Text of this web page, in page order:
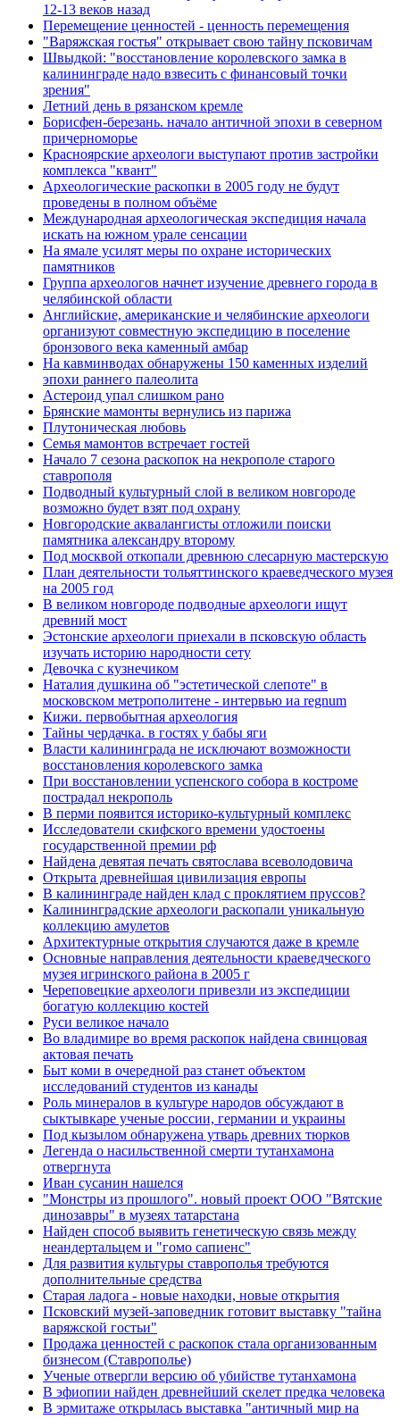
12-13 веков назад
Перемещение ценностей - ценность перемещения
"Варяжская гостья" открывает свою тайну псковичам
Швыдкой: "восстановление королевского замка в
калининграде надо взвесить с финансовый точки
зрения"
Летний день в рязанском кремле
Борисфен-березань. начало античной эпохи в северном
причерноморье
Красноярские археологи выступают против застройки
комплекса "квант"
Археологические раскопки в 2005 году не будут
проведены в полном объёме
Международная археологическая экспедиция начала
искать на южном урале сенсации
На ямале усилят меры по охране исторических
памятников
Группа археологов начнет изучение древнего города в
челябинской области
Английские, американские и челябинские археологи
организуют совместную экспедицию в поселение
бронзового века каменный амбар
На кавминводах обнаружены 150 каменных изделий
эпохи раннего палеолита
Астероид упал слишком рано
Брянские мамонты вернулись из парижа
Плутоническая любовь
Семья мамонтов встречает гостей
Начало 7 сезона раскопок на некрополе старого
ставрополя
Подводный культурный слой в великом новгороде
возможно будет взят под охрану
Новгородские аквалангисты отложили поиски
памятника александру второму
Под москвой откопали древнюю слесарную мастерскую
План деятельности тольяттинского краеведческого музея
на 2005 год
В великом новгороде подводные археологи ищут
древний мост
Эстонские археологи приехали в псковскую область
изучать историю народности сету
Девочка с кузнечиком
Наталия душкина об "эстетической слепоте" в
московском метрополитене - интервью иа regnum
Кижи. первобытная археология
Тайны чердачка. в гостях у бабы яги
Власти калининграда не исключают возможности
восстановления королевского замка
При восстановлении успенского собора в костроме
пострадал некрополь
В перми появится историко-культурный комплекс
Исследователи скифского времени удостоены
государственной премии рф
Найдена девятая печать святослава всеволодовича
Открыта древнейшая цивилизация европы
В калининграде найден клад с проклятием пруссов?
Калининградские археологи раскопали уникальную
коллекцию амулетов
Архитектурные открытия случаются даже в кремле
Основные направления деятельности краеведческого
музея игринского района в 2005 г
Череповецкие археологи привезли из экспедиции
богатую коллекцию костей
Руси великое начало
Во владимире во время раскопок найдена свинцовая
актовая печать
Быт коми в очередной раз станет объектом
исследований студентов из канады
Роль минералов в культуре народов обсуждают в
сыктывкаре ученые россии, германии и украины
Под кызылом обнаружена утварь древних тюрков
Легенда о насильственной смерти тутанхамона
отвергнута
Иван сусанин нашелся
"Монстры из прошлого". новый проект ООО "Вятские
динозавры" в музеях татарстана
Найден способ выявить генетическую связь между
неандертальцем и "гомо сапиенс"
Для развития культуры ставрополья требуются
дополнительные средства
Старая ладога - новые находки, новые открытия
Псковский музей-заповедник готовит выставку "тайна
варяжской гостьи"
Продажа ценностей с раскопок стала организованным
бизнесом (Ставрополье)
Ученые отвергли версию об убийстве тутанхамона
В эфиопии найден древнейший скелет предка человека
В эрмитаже открылась выставка "античный мир на